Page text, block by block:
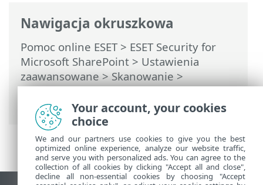
Nawigacja okruszkowa
Pomoc online ESET> ESET Security for
Microsoft SharePoint > Ustawienia
zaawansowane>Skanowanie>
Skanowanie urządzenia> Skaner wiersza
polecenia Your account, your cookies
choice
We and our partners use cookies to give you the best
optimized online experience, analyze our website traffic,
and serve you with personalized ads. You can agree to the
collection of all cookies by clicking "Accept all and close",
decline all non-essential cookies by choosing "Accept